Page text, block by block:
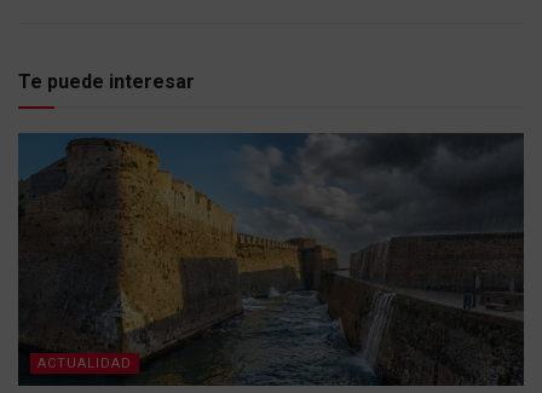
Te puede interesar
ACTUALIDAD